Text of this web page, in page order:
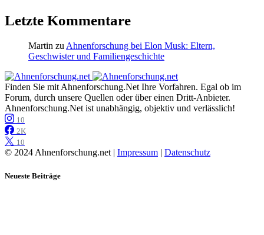
Letzte Kommentare
Martin zuAhnenforschung bei Elon Musk: Eltern,
Geschwister und Familiengeschichte
Finden Sie mit Ahnenforschung.Net Ihre Vorfahren. Egal ob im
Forum, durch unsere Quellen oder über einen Dritt-Anbieter.
Ahnenforschung.Net ist unabhängig, objektiv und verlässlich!
10
2K
10
© 2024 Ahnenforschung.net | Impressum | Datenschutz
Neueste Beiträge